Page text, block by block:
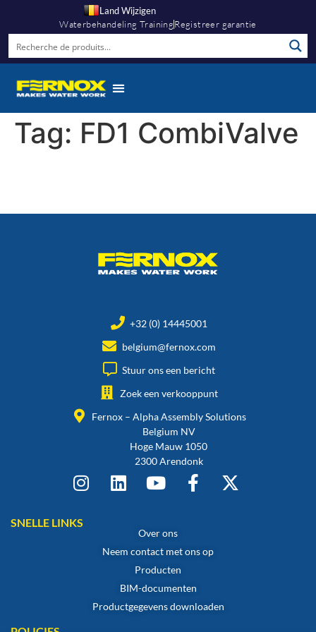
Land Wijzigen
Waterbehandeling TrainingRegistreer garantie
Tag: FD1 CombiValve
+32 (0) 14445001
belgium@fernox.com
Stuur ons een bericht
Zoek een verkooppunt
Fernox – Alpha Assembly Solutions
Belgium NV
Hoge Mauw 1050
2300 Arendonk
SNELLE LINKS
Over ons
Neem contact met ons op
Producten
BIM-documenten
Productgegevens downloaden